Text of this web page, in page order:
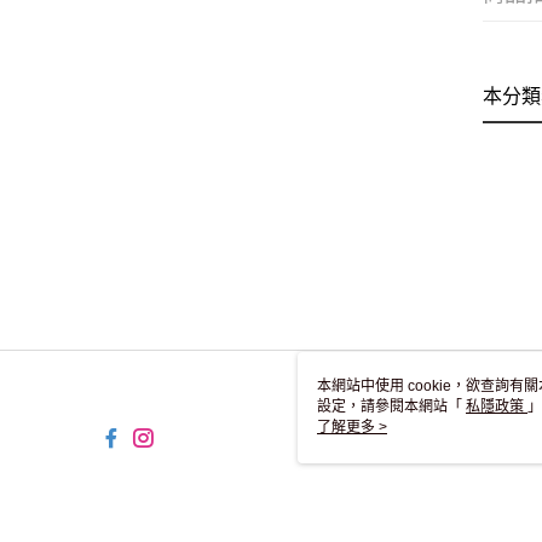
本分
本網站中使用 cookie，欲查詢有
設定，請參閱本網站「 私隱政策
用 cookie。
了解更多 >